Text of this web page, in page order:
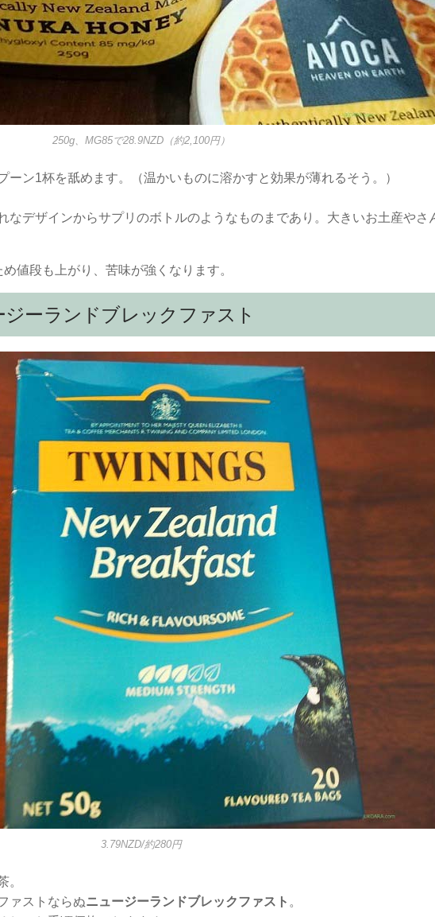
250g、MG85で28.9NZD（約2,100円）
ーン1杯を舐めます。（温かいものに溶かすと効果が薄れるそう。）
なデザインからサプリのボトルのようなものまであり。大きいお土産やさ
値段も上がり、苦味が強くなります。
ーランドブレックファスト
3.79NZD/約280円
。
ァストならぬニュージーランドブレックファスト 。